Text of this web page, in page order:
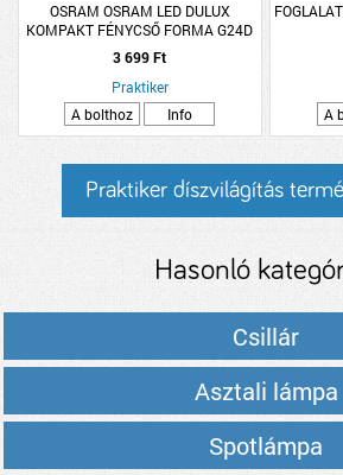
OSRAM OSRAM LED DULUX
KOMPAKT FÉNYCSŐ FORMA G24D
6W 600LM 3000K MELEG FEHÉR
3 699 Ft
Praktiker
A bolthoz
Info
A
Praktiker díszvilágítás
Hasonló
Csillár
Asztali lámpa
Spotlámpa